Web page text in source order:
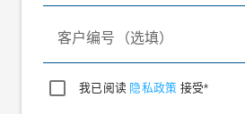
客户编号（选填）
我已阅读 隐私政策 接受*